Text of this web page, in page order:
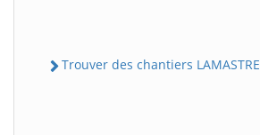
Trouver des chantiers LAMASTRE